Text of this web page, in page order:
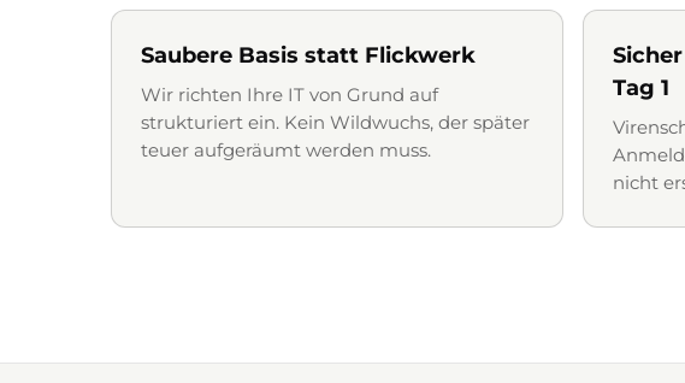
Saubere Basis statt Flickwerk
Wir richten Ihre IT von Grund auf
strukturiert ein. Kein Wildwuchs, der später
teuer aufgeräumt werden muss.
Tag 1
nicht